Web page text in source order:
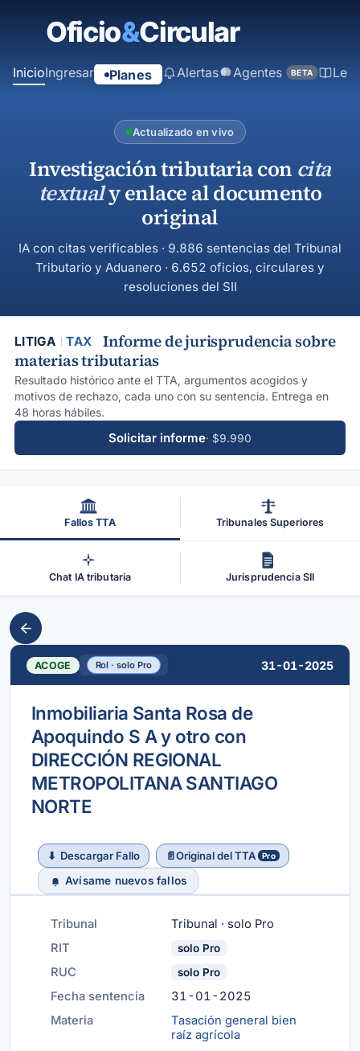
principal
InicioIngresar Planes Alertas Agentes BETA
Actualizado en vivo
Investigación tributaria con cita
textualy enlace al documento
original
IA con citas verificables · 9.886 sentencias del Tribunal
Tributario y Aduanero · 6.652 oficios, circulares y
resoluciones del SII
LITIGA TAX
Informe de jurisprudencia sobre
materias tributarias
Resultado histórico ante el TTA, argumentos acogidos y
motivos de rechazo, cada uno con su sentencia. Entrega en
48 horas hábiles.
Solicitar informe· $9.990
Fallos TTA Tribunales Superiores
Chat IA tributaria Jurisprudencia SII
ACOGE Rol · solo Pro 31-01-2025
Inmobiliaria Santa Rosa de
Apoquindo S A y otro con
DIRECCIÓN REGIONAL
METROPOLITANA SANTIAGO
NORTE
⬇ Descargar Fallo 📄Original del TTA Pro
Avísame nuevos fallos
Tribunal
Tribunal · solo Pro
RIT
solo Pro
RUC solo Pro
Fecha sentencia
31-01-2025
Materia
Tasación general bien
raíz agrícola